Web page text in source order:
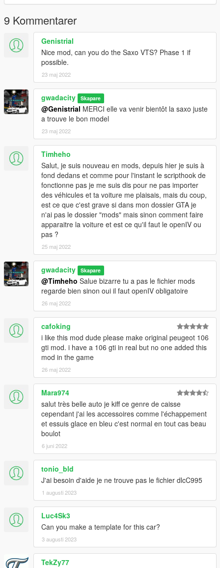
d’immatriculation -Version supplémentaire -Feux personnalisés
-Suspensions de travail -Maniabilité
réaliste V1.1 MISE À JOUR
mise à jour des textures
CHANGELOG / FEATURES
V1.0 - Dirt - Movable steering wheel - Work lights - Custom
collision - Work dials (but not accurate) - Bullet impact on
bodywork -Breakable glass -License plates -Additional version -
Custom lights -Work suspensions -Maneuverability
realistic V1.1 UPDATE
features of the vehicle possible to install it on fivem 3D realistic
engine chassis also
------------------------------
- CRÉDITS -Conversion de voiture: gwadacity 3d_artist .
3D GAMEMODEL
conseils S’il vous plaît ne convertissez PAS MON MODELE
SANS AUTORISATION
tips Please do NOT convert MY MODEL WITHOUT
PERMISSION
pas cette voiture pour d’autres jeux sans permission pour de
l’aide et des conseils S’il vous plaît ne convertissez pas cette
voiture pour d’autres jeux sans permission
9 Kommentarer
Genistrial
Nice mod, can you do the Saxo VTS? Phase 1 if
possible.
23 maj 2022
gwadacity Skapare
@Genistrial MERCI elle va venir bientôt la saxo juste
a trouve le bon model
23 maj 2022
Timheho
Salut, je suis nouveau en mods, depuis hier je suis à
fond dedans et comme pour l'instant le scripthook de
fonctionne pas je me suis dis pour ne pas importer
des véhicules et ta voiture me plaisais, mais du coup,
est ce que c'est grave si dans mon dossier GTA je
n'ai pas le dossier "mods" mais sinon comment faire
apparaitre la voiture et est ce qu'il faut le openIV ou
pas ?
25 maj 2022
gwadacity Skapare
@Timheho Salue bizarre tu a pas le fichier mods
regarde bien sinon oui il faut openIV obligatoire
26 maj 2022
cafoking
i like this mod dude please make original peugeot 106
gti mod. i have a 106 gti in real but no one added this
mod in the game
26 maj 2022
Mara974
salut très belle auto je kiff ce genre de caisse
cependant j'ai les accessoires comme l'échappement
et essuis glace en bleu c'est normal en tout cas beau
boulot
6 juni 2022
tonio_bld
J'ai besoin d'aide je ne trouve pas le fichier dlcC995
1 augusti 2023
Luc4Sk3
Can you make a template for this car?
3 augusti 2023
TekZy77